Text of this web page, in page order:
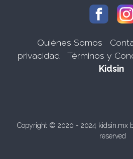
Quiénes Somos
privacidad
Términos y
Kidsin
Copyright © 2020 - 2024 kidsin.mx
reserved